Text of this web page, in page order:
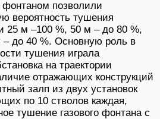
позволили
вероятность тушения
25 м –100 %, 50 м – до 80 %,
до 40 %. Основную роль в
тушения играла
на траектории
отражающих конструкций
залп из двух установок
по 10 стволов каждая,
тушение газового фонтана с